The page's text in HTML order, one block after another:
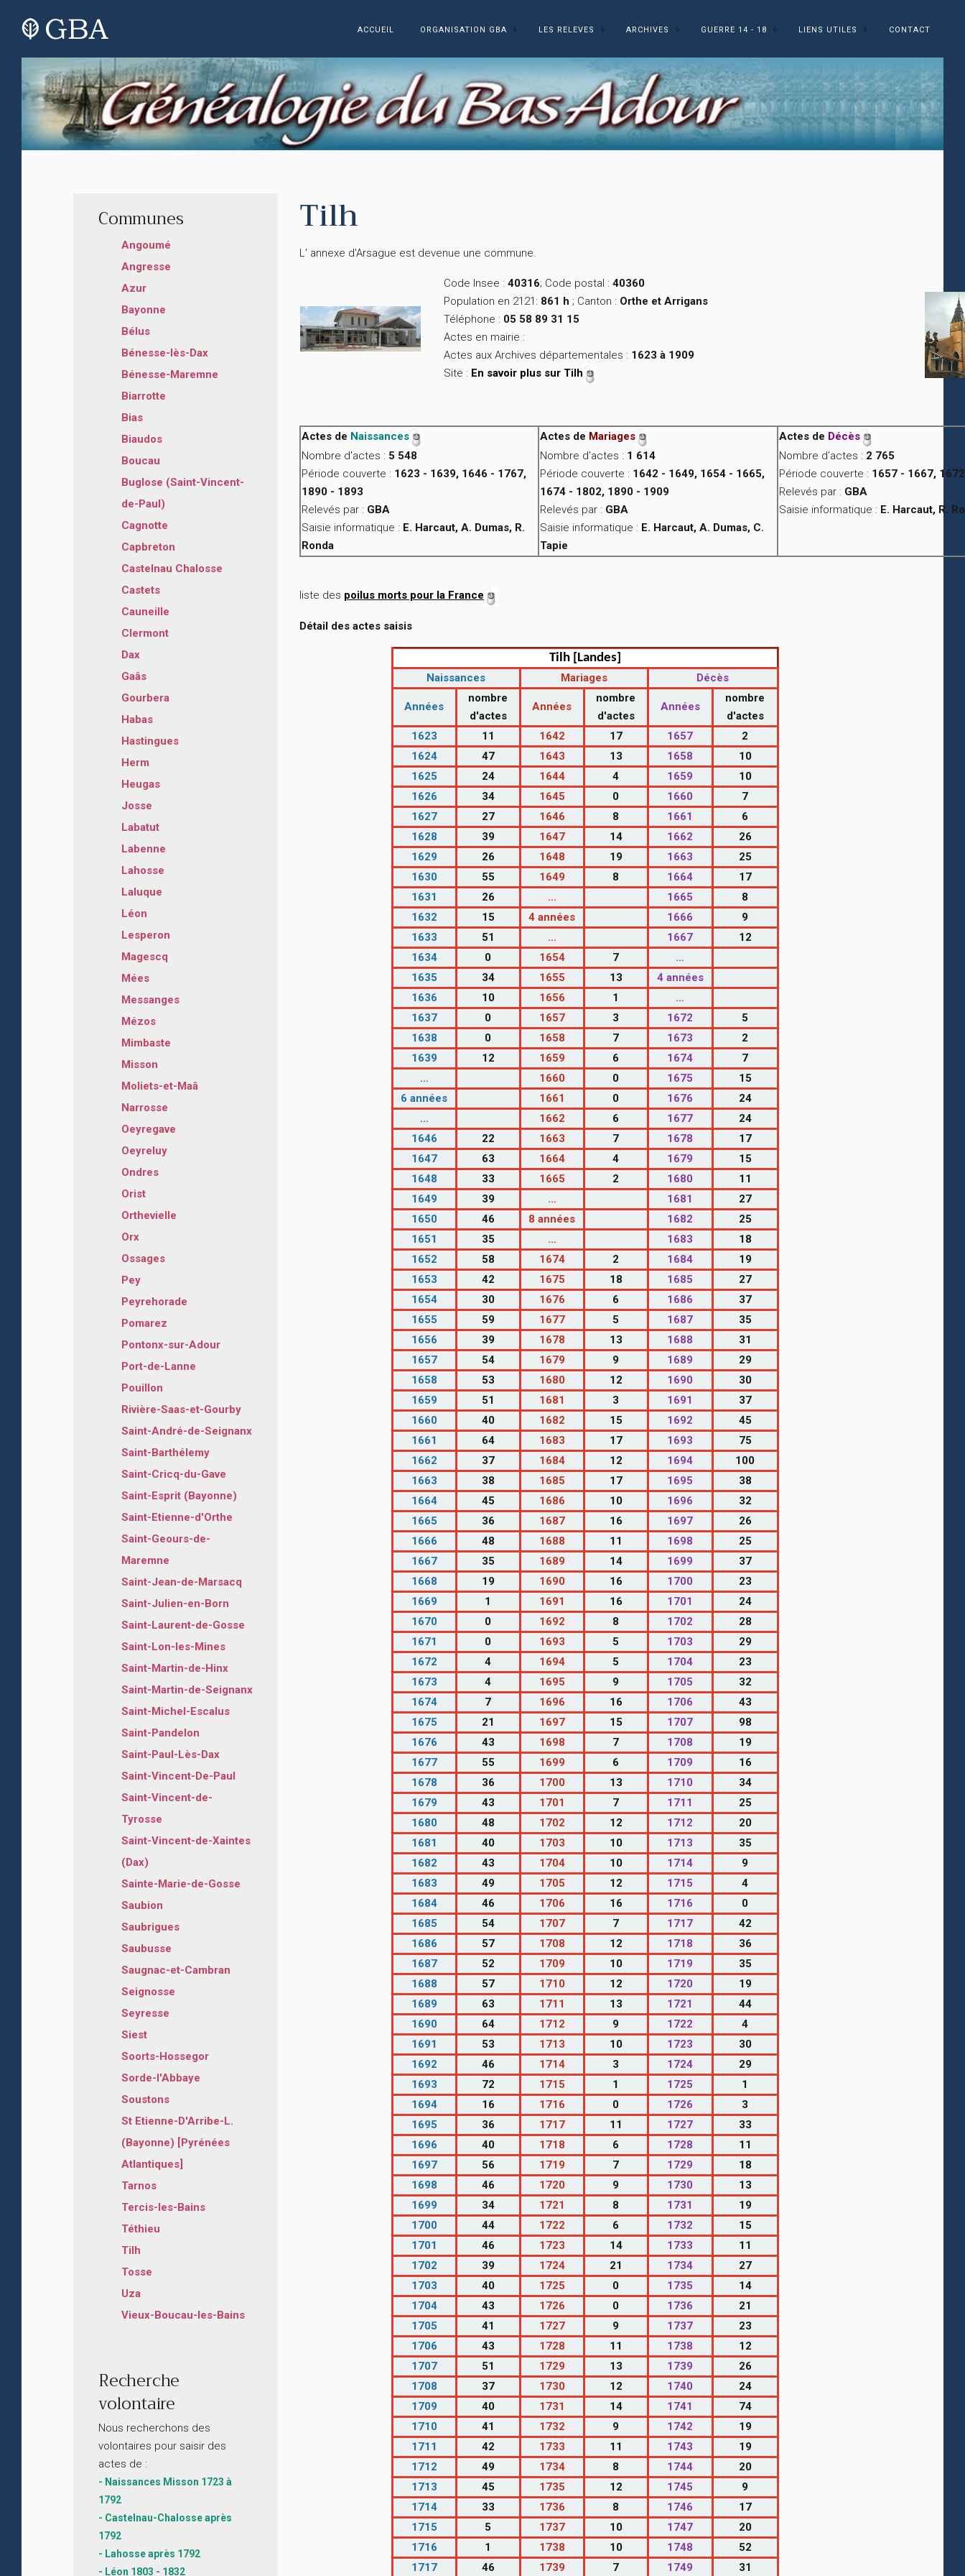
ACCUEIL ORGANISATION GBA LES RELEVES ARCHIVES GUERRE 14 - 18 LIENS UTILES CONTACT
Communes
Angoumé
Angresse
Azur
Bayonne
Bélus
Bénesse-lès-Dax
Bénesse-Maremne
Biarrotte
Bias
Biaudos
Boucau
Buglose (Saint-Vincent-
de-Paul)
Cagnotte
Capbreton
Castelnau Chalosse
Castets
Cauneille
Clermont
Dax
Gaâs
Gourbera
Habas
Hastingues
Herm
Heugas
Josse
Labatut
Labenne
Lahosse
Laluque
Léon
Lesperon
Magescq
Mées
Messanges
Mézos
Mimbaste
Misson
Moliets-et-Maâ
Narrosse
Oeyregave
Oeyreluy
Ondres
Orist
Orthevielle
Orx
Ossages
Pey
Peyrehorade
Pomarez
Pontonx-sur-Adour
Port-de-Lanne
Pouillon
Rivière-Saas-et-Gourby
Saint-André-de-Seignanx
Saint-Barthélemy
Saint-Cricq-du-Gave
Saint-Esprit (Bayonne)
Saint-Etienne-d'Orthe
Saint-Geours-de-
Maremne
Saint-Jean-de-Marsacq
Saint-Julien-en-Born
Saint-Laurent-de-Gosse
Saint-Lon-les-Mines
Saint-Martin-de-Hinx
Saint-Martin-de-Seignanx
Saint-Michel-Escalus
Saint-Pandelon
Saint-Paul-Lès-Dax
Saint-Vincent-De-Paul
Saint-Vincent-de-
Tyrosse
Saint-Vincent-de-Xaintes
(Dax)
Sainte-Marie-de-Gosse
Saubion
Saubrigues
Saubusse
Saugnac-et-Cambran
Seignosse
Seyresse
Siest
Soorts-Hossegor
Sorde-l'Abbaye
Soustons
St Etienne-D'Arribe-L.
(Bayonne) [Pyrénées
Atlantiques]
Tarnos
Tercis-les-Bains
Téthieu
Tilh
Tosse
Uza
Vieux-Boucau-les-Bains
Recherche
volontaire
Nous recherchons des
volontaires pour saisir des
actes de :
- Naissances Misson 1723 à
1792
- Castelnau-Chalosse après
1792
- Lahosse après 1792
- Léon 1803 - 1832
Tilh
L' annexe d'Arsague est devenue une commune.
Code Insee : 40316; Code postal : 40360
Population en 2121: 861 h ; Canton : Orthe et Arrigans
Téléphone : 05 58 89 31 15
Actes en mairie :
Actes aux Archives départementales : 1623 à 1909
Site : En savoir plus sur Tilh
Actes de Naissances
Nombre d'actes : 5 548
Période couverte : 1623 - 1639, 1646 - 1767,
1890 - 1893
Relevés par : GBA
Saisie informatique : E. Harcaut, A. Dumas, R.
Ronda
Actes de Mariages
Nombre d'actes : 1 614
Période couverte : 1642 - 1649, 1654 - 1665,
1674 - 1802, 1890 - 1909
Relevés par : GBA
Saisie informatique : E. Harcaut, A. Dumas, C.
Tapie
Actes de Décès
Nombre d'actes : 2 765
Période couverte : 1657 - 1667,
Relevés par : GBA
Saisie informatique : E. Harcaut, R.
liste des poilus morts pour la France
Détail des actes saisis
Tilh [Landes]
Naissances Mariages Décès
Années
nombre
d'actes
Années
nombre
d'actes
Années
nombre
d'actes
1623
11 1642 17 1657
2
1624
47 1643 13 1658
10
1625
24 1644 4 1659
10
1626
34 1645 0 1660
7
1627
27 1646 8 1661
6
1628
39 1647 14 1662
26
1629
26 1648 19 1663
25
1630
55 1649 8 1664
17
1631
26 ... 1665
8
1632
15 4 années 1666
9
1633
51 ... 1667
12
1634
0 1654 7
...
1635
34 1655 13
4 années
1636
10 1656 1
...
1637
0 1657 3 1672
5
1638
0 1658 7 1673
2
1639
12 1659 6 1674
7
...
1660 0 1675
15
6 années
1661 0 1676
24
...
1662 6 1677
24
1646
22 1663 7 1678
17
1647
63 1664 4 1679
15
1648
33 1665 2 1680
11
1649
39 ... 1681
27
1650
46 8 années 1682
25
1651
35 ... 1683
18
1652
58 1674 2 1684
19
1653
42 1675 18 1685
27
1654
30 1676 6 1686
37
1655
59 1677 5 1687
35
1656
39 1678 13 1688
31
1657
54 1679 9 1689
29
1658
53 1680 12 1690
30
1659
51 1681 3 1691
37
1660
40 1682 15 1692
45
1661
64 1683 17 1693
75
1662
37 1684 12 1694
100
1663
38 1685 17 1695
38
1664
45 1686 10 1696
32
1665
36 1687 16 1697
26
1666
48 1688 11 1698
25
1667
35 1689 14 1699
37
1668
19 1690 16 1700
23
1669
1 1691 16 1701
24
1670
0 1692 8 1702
28
1671
0 1693 5 1703
29
1672
4 1694 5 1704
23
1673
4 1695 9 1705
32
1674
7 1696 16 1706
43
1675
21 1697 15 1707
98
1676
43 1698 7 1708
19
1677
55 1699 6 1709
16
1678
36 1700 13 1710
34
1679
43 1701 7 1711
25
1680
48 1702 12 1712
20
1681
40 1703 10 1713
35
1682
43 1704 10 1714
9
1683
49 1705 12 1715
4
1684
46 1706 16 1716
0
1685
54 1707 7 1717
42
1686
57 1708 12 1718
36
1687
52 1709 10 1719
35
1688
57 1710 12 1720
19
1689
63 1711 13 1721
44
1690
64 1712 9 1722
4
1691
53 1713 10 1723
30
1692
46 1714 3 1724
29
1693
72 1715 1 1725
1
1694
16 1716 0 1726
3
1695
36 1717 11 1727
33
1696
40 1718 6 1728
11
1697
56 1719 7 1729
18
1698
46 1720 9 1730
13
1699
34 1721 8 1731
19
1700
44 1722 6 1732
15
1701
46 1723 14 1733
11
1702
39 1724 21 1734
27
1703
40 1725 0 1735
14
1704
43 1726 0 1736
21
1705
41 1727 9 1737
23
1706
43 1728 11 1738
12
1707
51 1729 13 1739
26
1708
37 1730 12 1740
24
1709
40 1731 14 1741
74
1710
41 1732 9 1742
19
1711
42 1733 11 1743
19
1712
49 1734 8 1744
20
1713
45 1735 12 1745
9
1714
33 1736 8 1746
17
1715
5 1737 10 1747
20
1716
1 1738 10 1748
52
1717
46 1739 7 1749 31